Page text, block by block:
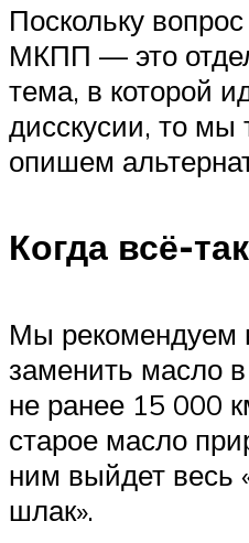
Поскольку
МКПП — это
тема, в которой
дисскусии, то мы
опишем
Когда всё-
Мы рекомендуем
заменить масло
не ранее 15 000
старое масло
ним выйдет весь
шлак».